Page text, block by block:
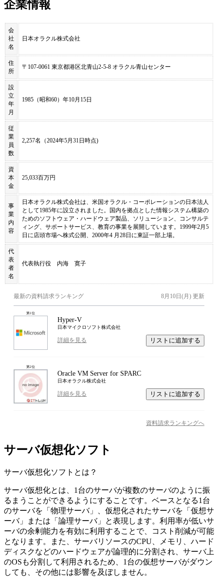
企業情報
会
社
名
日本オラクル株式会社
住
所
〒107-0061 東京都港区北青山2-5-8 オラクル青山センター
設
立
年
月
1985（昭和60）年10月15日
従
業
員
数
2,257名（2024年5月31日時点)
資
本
金
25,033百万円
事
業
内
容
日本オラクル株式会社は、米国オラクル・コーポレーションの日本法人
として1985年に設立されました。国内を拠点とした情報システム構築の
ためのソフトウェア・ハードウェア製品、ソリューション、コンサルテ
ィング、サポートサービス、教育の事業を展開しています。1999年2月5
日に店頭市場へ株式公開、2000年4 月28日に東証一部上場。
代
表
者
名
代表執行役 内海 寛子
最新の資料請求ランキング 8月10日(月) 更新
第1位
Hyper-V
日本マイクロソフト株式会社
詳細を見る リストに追加する
第2位
Oracle VM Server for SPARC
日本オラクル株式会社
詳細を見る リストに追加する
資料請求ランキングへ
サーバ仮想化ソフト
サーバ仮想化ソフト とは？
サーバ仮想化とは、1台のサーバが複数のサーバのように振
るまうことができるようにすることです。ベースとなる1台
のサーバを「物理サーバ」、仮想化されたサーバを「仮想サ
ーバ」または「論理サーバ」と表現します。利用率が低いサ
ーバの余剰能力を有効に利用することで、コスト削減が可能
となります。また、サーバリソースのCPU、メモリ、ハード
ディスクなどのハードウェアが論理的に分割され、サーバ上
のOSも分割して利用されるため、1台の仮想サーバがダウン
しても、その他には影響を及ぼしません。